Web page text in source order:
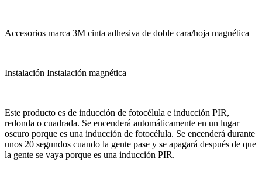
Accesorios marca 3M cinta adhesiva de doble cara/hoja magnética
Instalación Instalación magnética
Este producto es de inducción de fotocélula e inducción PIR,
redonda o cuadrada. Se encenderá automáticamente en un lugar
oscuro porque es una inducción de fotocélula. Se encenderá durante
unos 20 segundos cuando la gente pase y se apagará después de que
la gente se vaya porque es una inducción PIR.